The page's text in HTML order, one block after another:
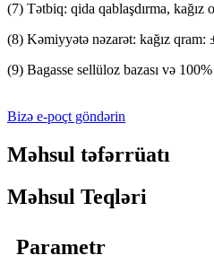
(7) Tətbiq: qida qablaşdırma, kağız
(8) Kəmiyyətə nəzarət: kağız qram:
(9) Bagasse sellüloz bazası və
Bizə e-poçt göndərin
Məhsul təfərrüatı
Məhsul Teqləri
Parametr